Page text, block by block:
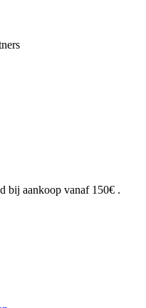
bij aankoop vanaf 150€ .